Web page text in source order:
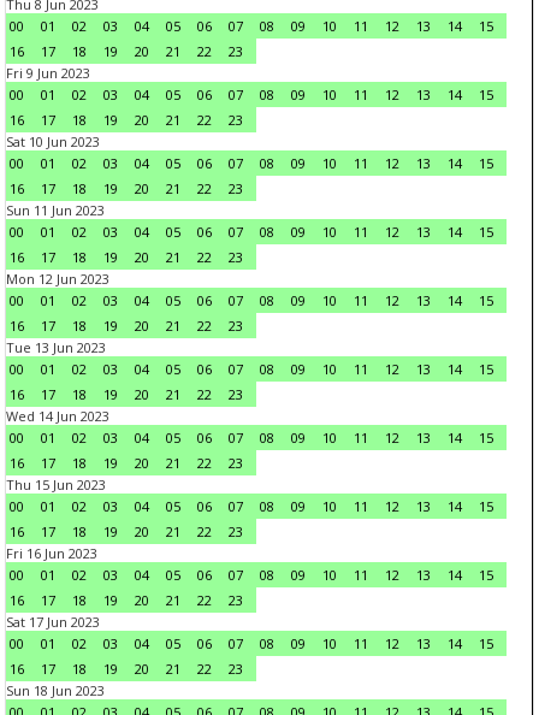
Thu 8 Jun 2023
00
01 02 03 04 05 06 07 08 09 10 11 12 13 14
15
16
17 18 19 20 21 22
23
Fri 9 Jun 2023
00
01 02 03 04 05 06 07 08 09 10 11 12 13 14
15
16
17 18 19 20 21 22
23
Sat 10 Jun 2023
00
01 02 03 04 05 06 07 08 09 10 11 12 13 14
15
16
17 18 19 20 21 22
23
Sun 11 Jun 2023
00
01 02 03 04 05 06 07 08 09 10 11 12 13 14
15
16
17 18 19 20 21 22
23
Mon 12 Jun 2023
00
01 02 03 04 05 06 07 08 09 10 11 12 13 14
15
16
17 18 19 20 21 22
23
Tue 13 Jun 2023
00
01 02 03 04 05 06 07 08 09 10 11 12 13 14
15
16
17 18 19 20 21 22
23
Wed 14 Jun 2023
00
01 02 03 04 05 06 07 08 09 10 11 12 13 14
15
16
17 18 19 20 21 22
23
Thu 15 Jun 2023
00
01 02 03 04 05 06 07 08 09 10 11 12 13 14
15
16
17 18 19 20 21 22
23
Fri 16 Jun 2023
00
01 02 03 04 05 06 07 08 09 10 11 12 13 14
15
16
17 18 19 20 21 22
23
Sat 17 Jun 2023
00
01 02 03 04 05 06 07 08 09 10 11 12 13 14
15
16
17 18 19 20 21 22
23
Sun 18 Jun 2023